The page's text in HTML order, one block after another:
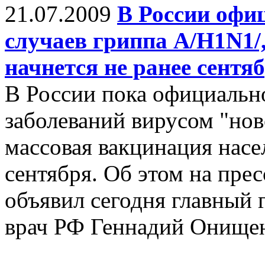
21.07.2009 В России
случаев гриппа А/
начнется не ранее
В России пока
заболеваний вирусом
массовая вакцинация
сентября. Об этом на
объявил сегодня
врач РФ Геннадий